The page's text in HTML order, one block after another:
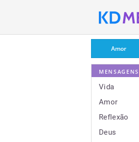
Amor
MENSAGENS
Vida
Amor
Reflexão
Deus